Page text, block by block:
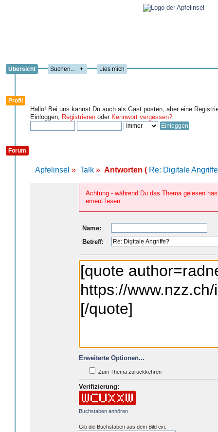
Übersicht + Lies mich
Profil
Hallo! Bei uns kannst Du auch als Gast posten, aber eine
Einloggen, Registrieren oder Kennwort vergessen?
Forum
Apfelinsel » Talk » Antworten ( Re: Digitale
Achtung - während Du das Thema gelesen
erneut lesen.
Name:
Betreff:
Erweiterte Optionen...
Zum Thema zurückkehren
Verifizierung:
Buchstaben anhören
Gib die Buchstaben aus dem Bild ein: